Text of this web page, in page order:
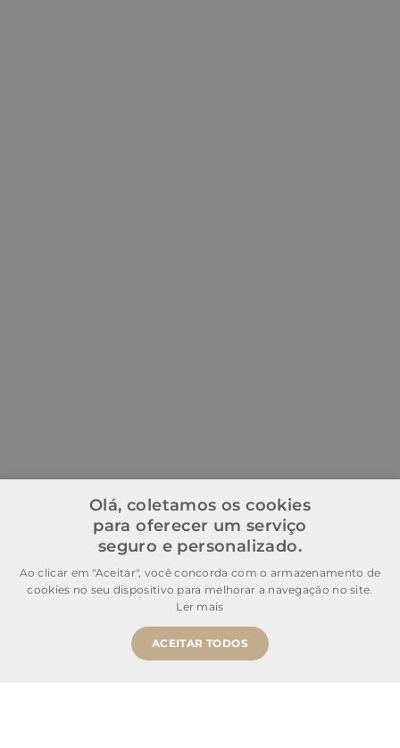
Olá, coletamos os cookies
para oferecer um serviço
seguro e personalizado.
Ao clicar em "Aceitar", você concorda com o armazenamento de
cookies no seu dispositivo para melhorar a navegação no site.
Ler mais
ACEITAR TODOS